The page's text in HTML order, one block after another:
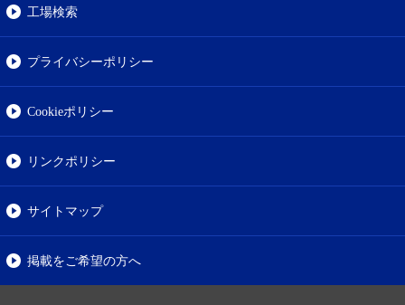
工場検索
プライバシーポリシー
Cookieポリシー
リンクポリシー
サイトマップ
掲載をご希望の方へ